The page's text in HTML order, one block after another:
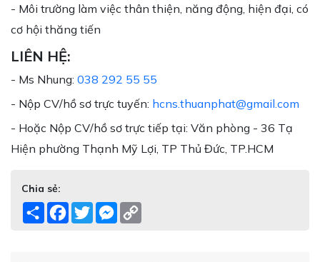
- Môi trường làm việc thân thiện, năng động, hiện đại, có
cơ hội thăng tiến
LIÊN HỆ:
- Ms Nhung: 038 292 55 55
- Nộp CV/hồ sơ trực tuyến: hcns.thuanphat@gmail.com
- Hoặc Nộp CV/hồ sơ trực tiếp tại: Văn phòng - 36 Tạ
Hiện phường Thạnh Mỹ Lợi, TP Thủ Đức, TP.HCM
Chia sẻ:
ShareFacebook
TwitterMessenger